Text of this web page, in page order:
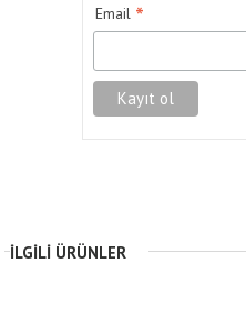
Email *
İLGILI ÜRÜNLER